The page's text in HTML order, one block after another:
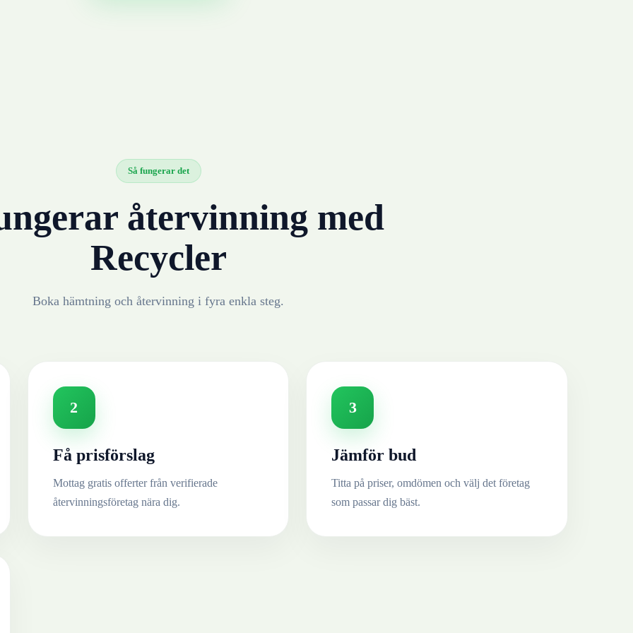
Så fungerar det
återvinning med
Recycler
Boka hämtning och återvinning i fyra enkla steg.
2
Få prisförslag
Mottag gratis offerter från verifierade
återvinningsföretag nära dig.
3
Jämför bud
Titta på priser, omdömen och välj det företag
som passar dig bäst.